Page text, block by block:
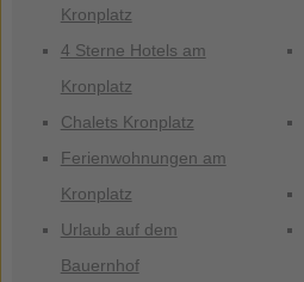
Kronplatz
4 Sterne Hotels am
Kronplatz
Chalets Kronplatz
Ferienwohnungen am
Kronplatz
Urlaub auf dem
Bauernhof